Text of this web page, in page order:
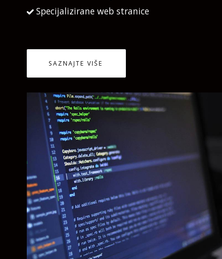
Specijalizirane web stranice
SAZNAJTE VIŠE